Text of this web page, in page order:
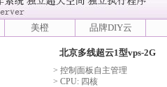
美橙 品牌DIY云
北京多线超云1型vps-2G
> 控制面板自主管理
> CPU: 四核